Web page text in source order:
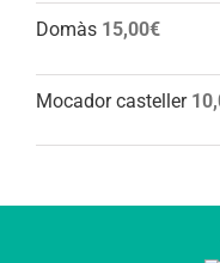
Domàs 15,00€
Mocador casteller